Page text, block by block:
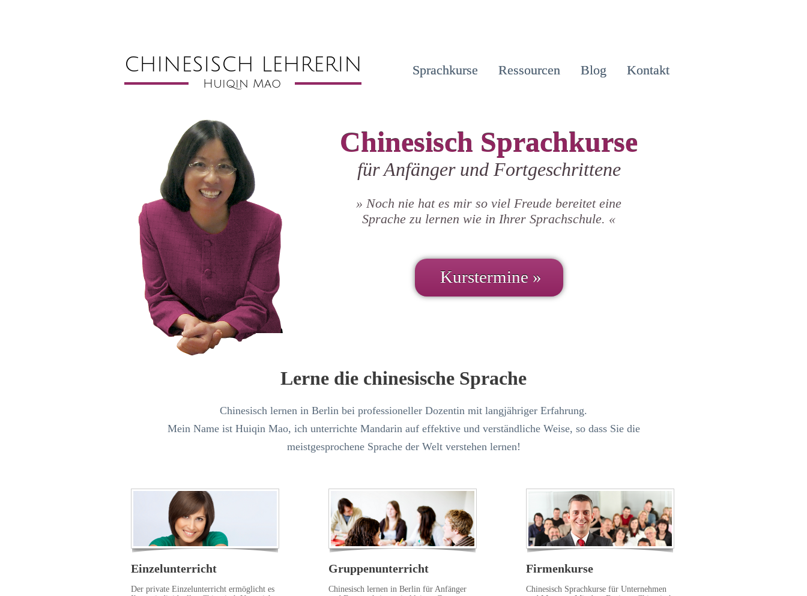
Sprachkurse Ressourcen Blog Kontakt
Chinesisch Sprachkurse
für Anfänger und Fortgeschrittene
» Noch nie hat es mir so viel Freude bereitet eine
Sprache zu lernen wie in Ihrer Sprachschule. «
Kurstermine »
Lerne die chinesische Sprache
Chinesisch lernen in Berlin bei professioneller Dozentin mit langjähriger Erfahrung.
Mein Name ist Huiqin Mao, ich unterrichte Mandarin auf effektive und verständliche Weise, so dass Sie die
meistgesprochene Sprache der Welt verstehen lernen!
Einzelunterricht
Der private Einzelunterricht ermöglicht es
Gruppenunterricht
Chinesisch lernen in Berlin für Anfänger
Firmenkurse
Chinesisch Sprachkurse für Unternehmen